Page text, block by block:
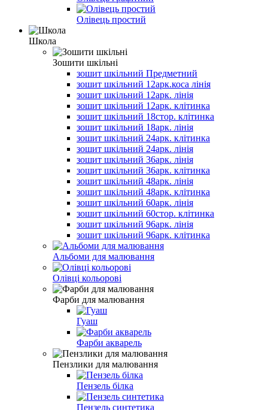
Олівець простий
Школа
Зошити шкільні
зошит шкільний Предметний
зошит шкільний 12арк.коса лінія
зошит шкільний 12арк. лінія
зошит шкільний 12арк. клітинка
зошит шкільний 18стор. клітинка
зошит шкільний 18арк. лінія
зошит шкільний 24арк. клітинка
зошит шкільний 24арк. лінія
зошит шкільний 36арк. лінія
зошит шкільний 36арк. клітинка
зошит шкільний 48арк. лінія
зошит шкільний 48арк. клітинка
зошит шкільний 60арк. лінія
зошит шкільний 60стор. клітинка
зошит шкільний 96арк. лінія
зошит шкільний 96арк. клітинка
Альбоми для малювання
Олівці кольорові
Фарби для малювання
Гуаш
Фарби акварель
Пензлики для малювання
Пензель білка
Пензель синтетика